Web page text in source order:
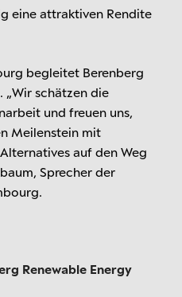
eine attraktiven Rendite
begleitet Berenberg
„Wir schätzen die
und freuen uns,
Meilenstein mit
auf den Weg
Sprecher der
Renewable Energy